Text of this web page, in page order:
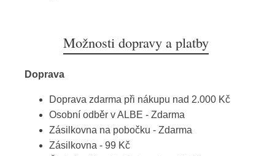
Možnosti dopravy a platby
Doprava
Doprava zdarma při nákupu nad 2.000 Kč
Osobní odběr v ALBE - Zdarma
Zásilkovna na pobočku - Zdarma
Zásilkovna - 99 Kč